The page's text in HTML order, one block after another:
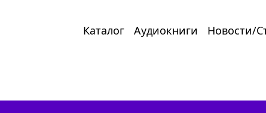
Каталог Аудиокниги Новости/